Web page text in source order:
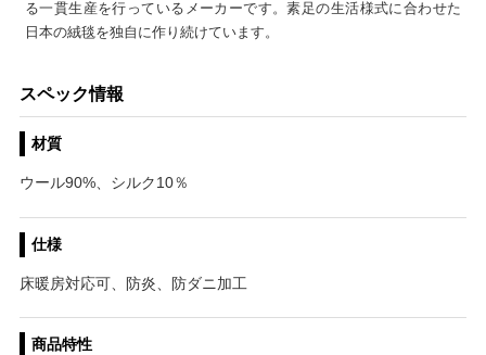
る一貫生産を行っているメーカーです。素足の生活様式に合わせた
日本の絨毯を独自に作り続けています。
スペック情報
材質
ウール90%、シルク10％
仕様
床暖房対応可、防炎、防ダニ加工
商品特性